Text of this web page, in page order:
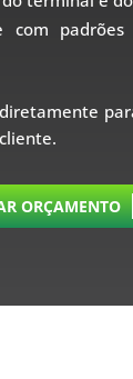
com
ORÇAMENTO